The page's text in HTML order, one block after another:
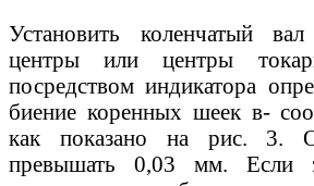
Установить коленчатый
центры или центры
посредством индикатора
биение коренных шеек в-
как показано на рис. 3.
превышать 0,03 мм. Если